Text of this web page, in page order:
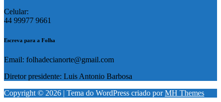
Celular:
44 99977 9661
Escreva para a Folha
Email: folhadecianorte@gmail.com
Diretor presidente: Luis Antonio Barbosa
Copyright © 2026 | Tema do WordPress criado porMH Themes